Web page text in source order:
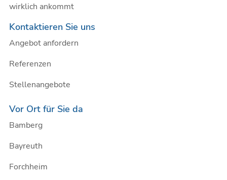
wirklich ankommt
Kontaktieren Sie uns
Angebot anfordern
Referenzen
Stellenangebote
Vor Ort für Sie da
Bamberg
Bayreuth
Forchheim